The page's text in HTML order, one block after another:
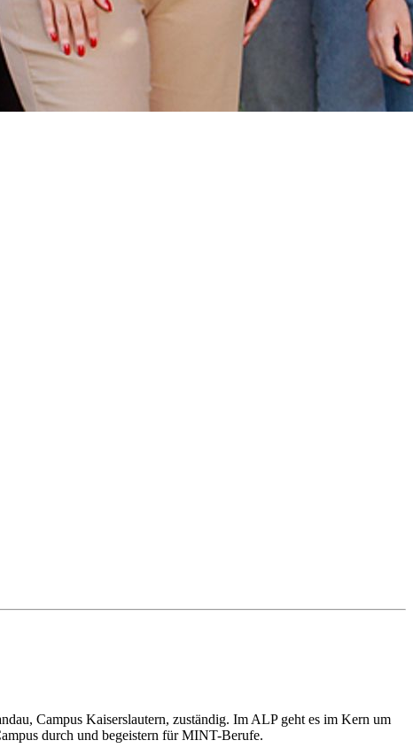
Campus Kaiserslautern, zuständig. Im ALP geht es im Kern um
durch und begeistern für MINT-Berufe.